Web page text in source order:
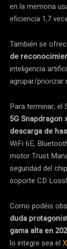
en la memoria
eficiencia 1,7
También se
de
inteligencia
agrupar/priorizar
Para terminar, el
5G Snapdragon
descarga de
WiFi 6E,
motor Trust
seguridad del
soporte CD
Como podéis
duda
gama alta en
lo integre sea el